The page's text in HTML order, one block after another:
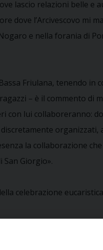
lascio relazioni belle e
dove l’Arcivescovo mi
e nella forania di
Friulana, tenendo
– è il commento di
lui collaboreranno:
la collaborazione
Giorgio».
celebrazione